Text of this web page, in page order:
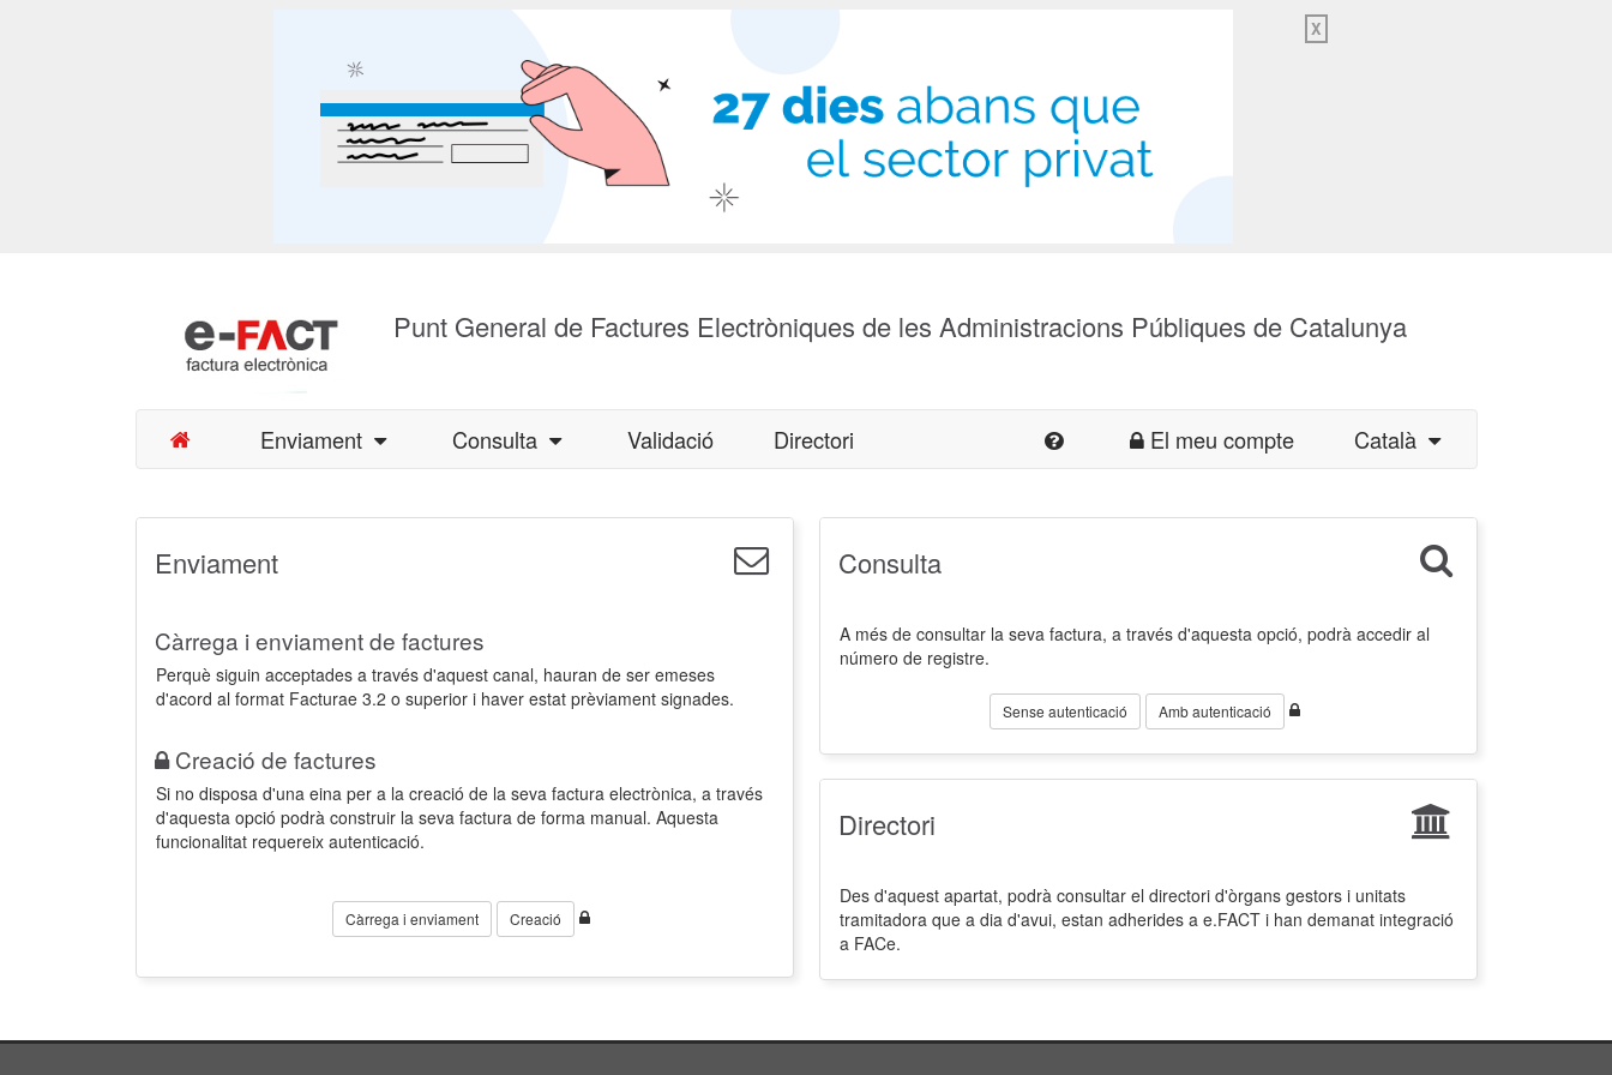
X
Punt General de Factures Electròniques de les Administracions Públiques de Catalunya
Enviament Consulta Validació Directori El meu compte Català
Enviament
Càrrega i enviament de factures
Perquè siguin acceptades a través d'aquest canal, hauran de ser emeses
d'acord al format Facturae 3.2 o superior i haver estat prèviament signades.
Creació de factures
Si no disposa d'una eina per a la creació de la seva factura electrònica, a través
d'aquesta opció podrà construir la seva factura de forma manual. Aquesta
funcionalitat requereix autenticació.
Càrrega i enviament Creació
Consulta
A més de consultar la seva factura, a través d'aquesta opció, podrà accedir al
número de registre.
Sense autenticació Amb autenticació
Directori
Des d'aquest apartat, podrà consultar el directori d'òrgans gestors i unitats
tramitadora que a dia d'avui, estan adherides a e.FACT i han demanat integració
a FACe.